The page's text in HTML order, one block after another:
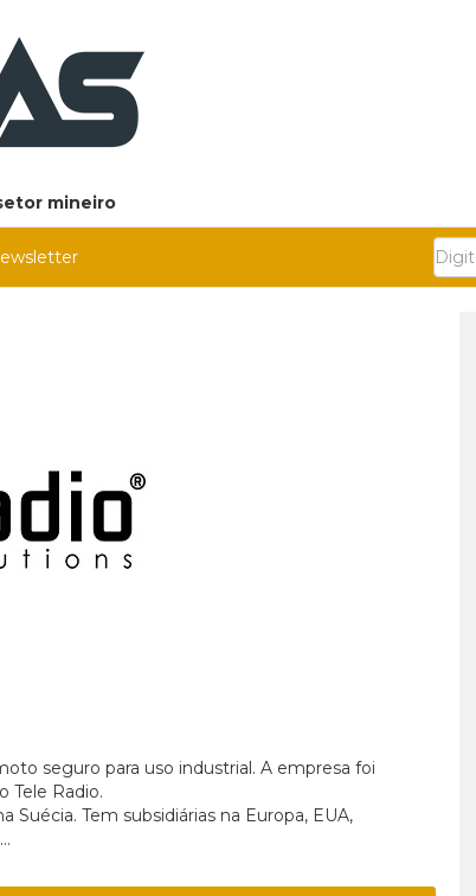
mineiro
seguro para uso industrial. A empresa foi
Tele Radio.
Tem subsidiárias na Europa, EUA,